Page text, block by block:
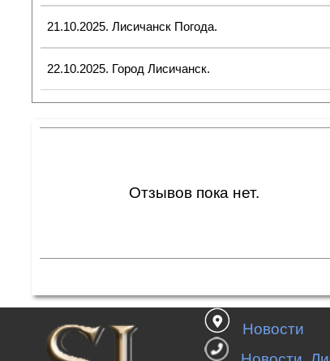
21.10.2025. Лисичанск Погода.
22.10.2025. Город Лисичанск.
Отзывов пока нет.
E-mail:*
Новости